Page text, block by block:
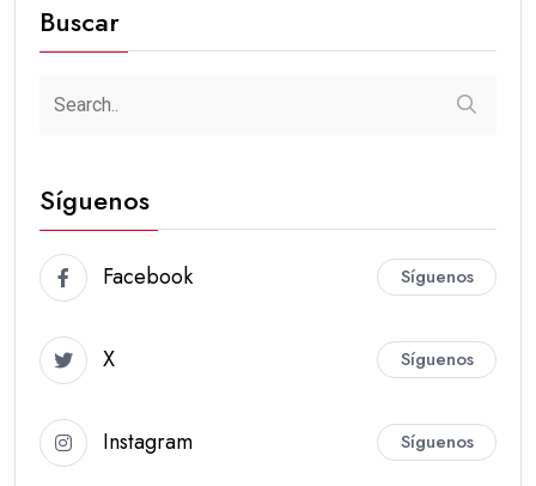
Buscar
Síguenos
Facebook Síguenos
X Síguenos
Instagram Síguenos